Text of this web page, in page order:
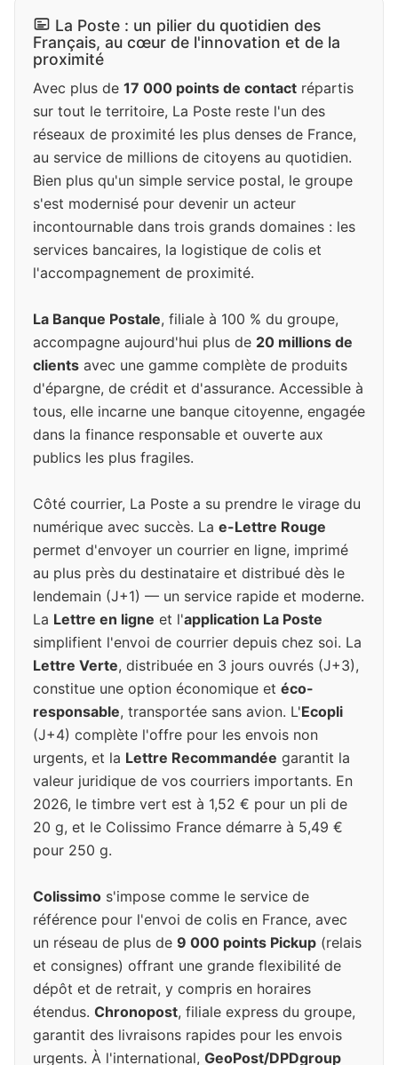
La Poste : un pilier du quotidien des
Français, au cœur de l'innovation et de la
proximité
Avec plus de 17 000 points de contact répartis
sur tout le territoire, La Poste reste l'un des
réseaux de proximité les plus denses de France,
au service de millions de citoyens au quotidien.
Bien plus qu'un simple service postal, le groupe
s'est modernisé pour devenir un acteur
incontournable dans trois grands domaines : les
services bancaires, la logistique de colis et
l'accompagnement de proximité.
La Banque Postale, filiale à 100 % du groupe,
accompagne aujourd'hui plus de 20 millions de
clients avec une gamme complète de produits
d'épargne, de crédit et d'assurance. Accessible à
tous, elle incarne une banque citoyenne, engagée
dans la finance responsable et ouverte aux
publics les plus fragiles.
Côté courrier, La Poste a su prendre le virage du
numérique avec succès. La e-Lettre Rouge
permet d'envoyer un courrier en ligne, imprimé
au plus près du destinataire et distribué dès le
lendemain (J+1) — un service rapide et moderne.
La Lettre en ligne et l'application La Poste
simplifient l'envoi de courrier depuis chez soi. La
Lettre Verte, distribuée en 3 jours ouvrés (J+3),
constitue une option économique et éco-
responsable, transportée sans avion. L'Ecopli
(J+4) complète l'offre pour les envois non
urgents, et la Lettre Recommandée garantit la
valeur juridique de vos courriers importants. En
2026, le timbre vert est à 1,52 € pour un pli de
20 g, et le Colissimo France démarre à 5,49 €
pour 250 g.
Colissimo s'impose comme le service de
référence pour l'envoi de colis en France, avec
un réseau de plus de 9 000 points Pickup (relais
et consignes) offrant une grande flexibilité de
dépôt et de retrait, y compris en horaires
étendus. Chronopost, filiale express du groupe,
garantit des livraisons rapides pour les envois
urgents. À l'international, GeoPost/DPDgroup